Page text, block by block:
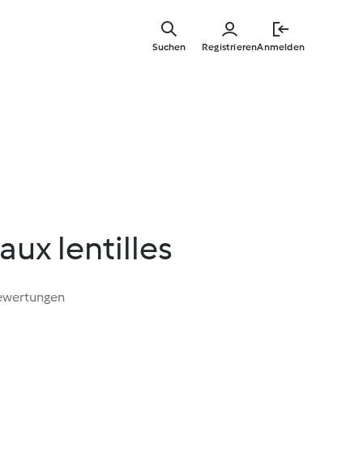
RegistrierenAnmelden
Suchen
lentilles